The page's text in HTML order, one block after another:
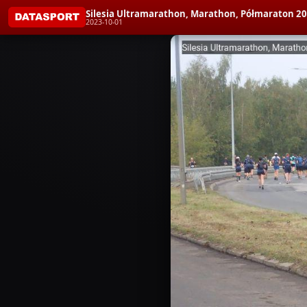
Silesia Ultramarathon, Marathon, Półmaraton
2023-10-01